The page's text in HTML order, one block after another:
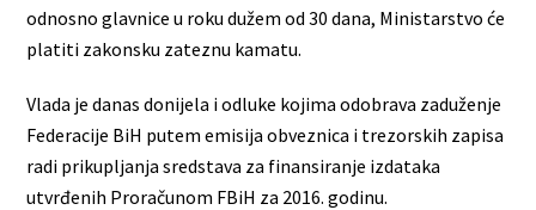
odnosno glavnice u roku dužem od 30 dana, Ministarstvo će
platiti zakonsku zateznu kamatu.
Vlada je danas donijela i odluke kojima odobrava zaduženje
Federacije BiH putem emisija obveznica i trezorskih zapisa
radi prikupljanja sredstava za finansiranje izdataka
utvrđenih Proračunom FBiH za 2016. godinu.